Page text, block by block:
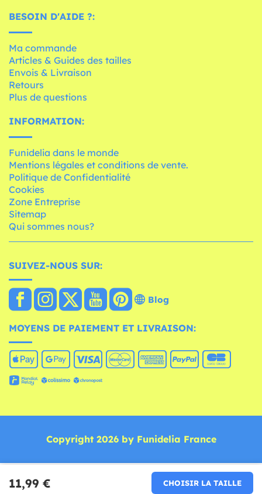
11,99 € CHOISIR LA TAILLE
BESOIN D'AIDE ?:
Ma commande
Articles & Guides des tailles
Envois & Livraison
Retours
Plus de questions
INFORMATION:
Funidelia dans le monde
Mentions légales et conditions de vente.
Politique de Confidentialité
Cookies
Zone Entreprise
Sitemap
Qui sommes nous?
SUIVEZ-NOUS SUR:
Blog
MOYENS DE PAIEMENT ET LIVRAISON:
Copyright 2026 by Funidelia France